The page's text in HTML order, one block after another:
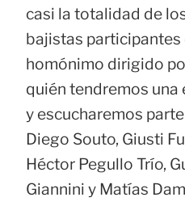
casi la totalidad de
bajistas participantes
homónimo dirigido
quién tendremos
y escucharemos
Diego Souto, Giusti
Héctor Pegullo Trío,
Giannini y Matías